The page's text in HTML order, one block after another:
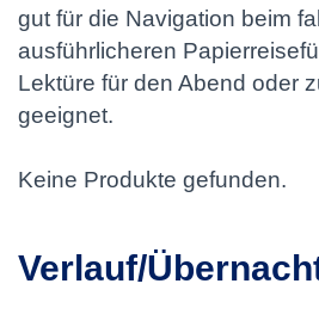
gut für die Navigation beim
ausführlicheren
Lektüre für den Abend oder
geeignet.
Keine Produkte gefunden.
Verlauf/